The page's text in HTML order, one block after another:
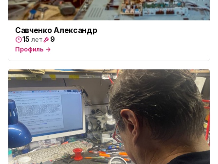
Савченко Александр
15 лет 9
Профиль →